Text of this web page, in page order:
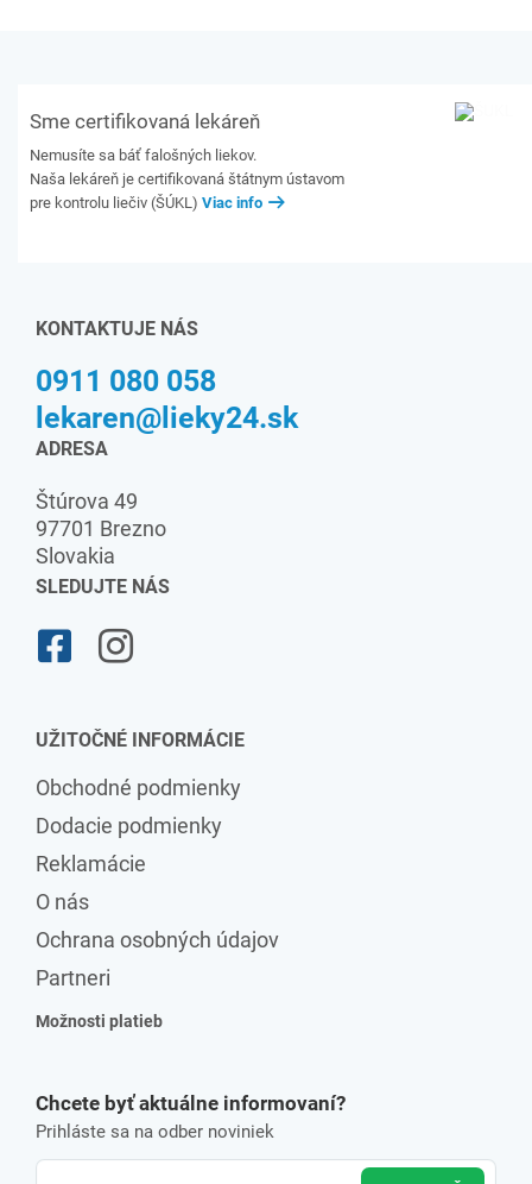
Sme certifikovaná lekáreň
Nemusíte sa báť falošných liekov.
Naša lekáreň je certifikovaná štátnym ústavom
pre kontrolu liečiv (ŠÚKL) Viac info
KONTAKTUJE NÁS
0911 080 058
lekaren@lieky24.sk
ADRESA
Štúrova 49
97701 Brezno
Slovakia
SLEDUJTE NÁS
UŽITOČNÉ INFORMÁCIE
Obchodné podmienky
Dodacie podmienky
Reklamácie
O nás
Ochrana osobných údajov
Partneri
Možnosti platieb
Chcete byť aktuálne informovaní?
Prihláste sa na odber noviniek